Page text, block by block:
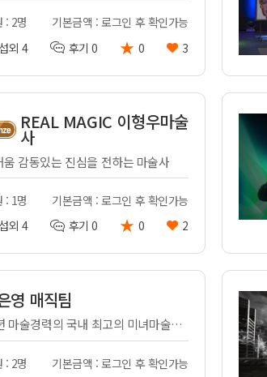
: 2명
기본금액 : 로그인 후 확인가능
섭외 4
후기 0 ★ 0 3
REAL MAGIC 이형우마술
사
움 감동있는 진심을 전하는 마술사
: 1명
기본금액 : 로그인 후 확인가능
섭외 4
후기 0 ★ 0 2
영 매직팀
16년 마술경력의 국내 최고의 미녀마술사 오은영의 매직팀~
: 2명
기본금액 : 로그인 후 확인가능